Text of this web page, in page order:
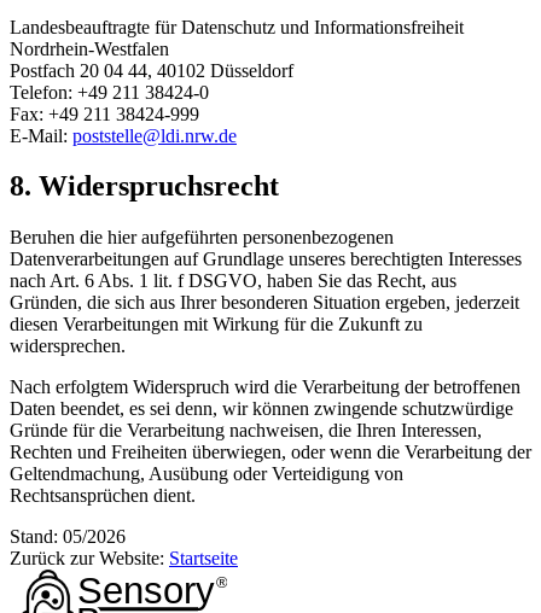
Landesbeauftragte für Datenschutz und Informationsfreiheit
Nordrhein-Westfalen
Postfach 20 04 44, 40102 Düsseldorf
Telefon: +49 211 38424-0
Fax: +49 211 38424-999
E-Mail: poststelle@ldi.nrw.de
8. Widerspruchsrecht
Beruhen die hier aufgeführten personenbezogenen
Datenverarbeitungen auf Grundlage unseres berechtigten Interesses
nach Art. 6 Abs. 1 lit. f DSGVO, haben Sie das Recht, aus
Gründen, die sich aus Ihrer besonderen Situation ergeben, jederzeit
diesen Verarbeitungen mit Wirkung für die Zukunft zu
widersprechen.
Nach erfolgtem Widerspruch wird die Verarbeitung der betroffenen
Daten beendet, es sei denn, wir können zwingende schutzwürdige
Gründe für die Verarbeitung nachweisen, die Ihren Interessen,
Rechten und Freiheiten überwiegen, oder wenn die Verarbeitung der
Geltendmachung, Ausübung oder Verteidigung von
Rechtsansprüchen dient.
Stand: 05/2026
Zurück zur Website: Startseite